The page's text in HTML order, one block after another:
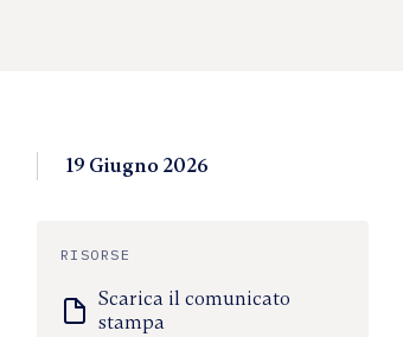
19 Giugno 2026
RISORSE
Scarica il comunicato
stampa